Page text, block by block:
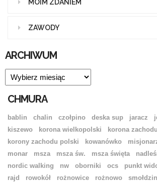
MOIM ZDANIEM
ZAWODY
ARCHIWUM
ARCHIWUM
CHMURA
bablin chalin czołpino deska sup jaracz
kiszewo
korona wielkopolski
korona
korony zachodu polski
kowanówko
monar
msza msza św. msza święta
nordic walking
nw oborniki ocs punkt
rajd
rowokół rożnowice rożnowo